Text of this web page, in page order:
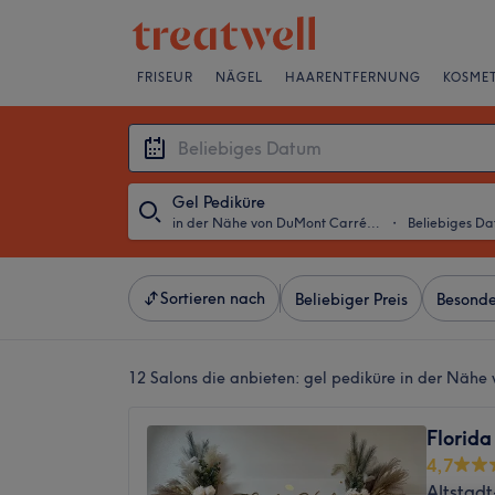
FRISEUR NÄGEL HAARENTFERNUNG
Gel Pediküre
in der Nähe von DuMont Carré, Köln ・ Beliebiges
Sortieren nach Beliebiger Preis
12 Salons die anbieten: gel pediküre in der Nähe
4,7